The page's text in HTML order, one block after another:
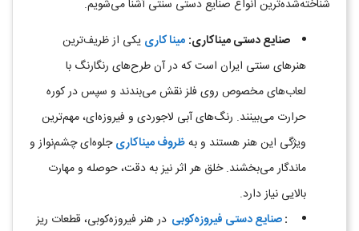
شناخته‌شده‌ترین انواع صنایع دستی سنتی آشنا می‌شویم.
صنایع دستی میناکاری: مینا کاری یکی از ظریف‌ترین
هنرهای سنتی ایران است که در آن طرح‌های رنگارنگ با
لعاب‌های مخصوص روی فلز نقش می‌بندند و سپس در کوره
حرارت می‌بینند. رنگ‌های آبی لاجوردی و فیروزه‌ای، مهم‌ترین
ویژگی این هنر هستند و بهظروف میناکاریجلوه‌ای چشم‌نواز و
ماندگار می‌بخشند. خلق هر اثر نیز به دقت، حوصله و مهارت
بالایی نیاز دارد.
:صنایع دستی فیروزه‌کوبی در هنر فیروزه‌کوبی، قطعات ریز